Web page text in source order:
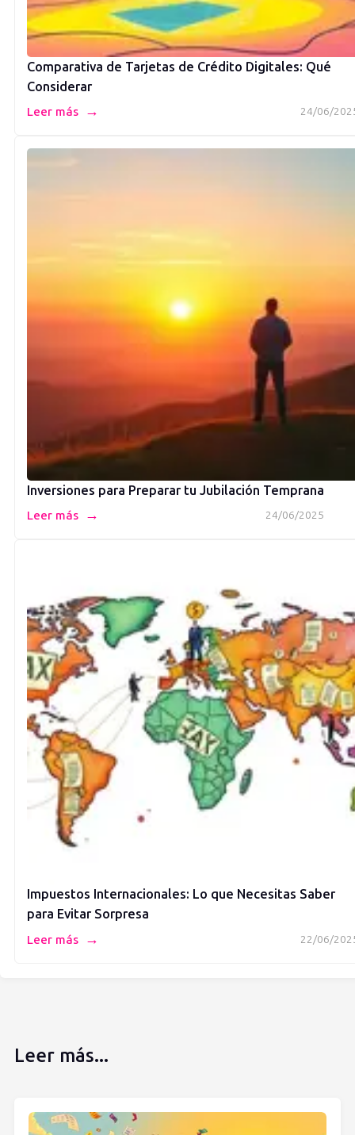
Comparativa de Tarjetas de Crédito Digitales: Qué
Considerar
24/06/
Leer más →
Inversiones para Preparar tu Jubilación Temprana
24/06/2025
Leer más →
Impuestos Internacionales: Lo que Necesitas Saber
para Evitar Sorpresa
22/06/
Leer más →
Leer más...